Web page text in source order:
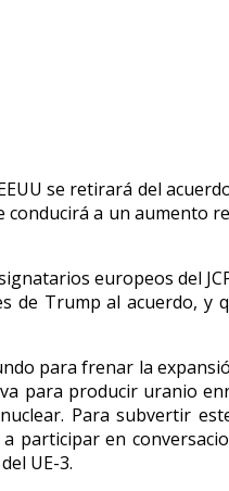
se retirará del
a un aumento
europeos del
Trump al acuerdo,
para frenar la
para producir uranio
Para subvertir
en
UE-3.